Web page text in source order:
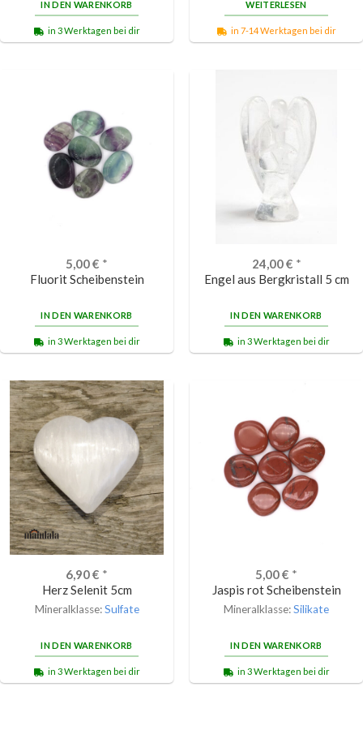
IN DEN WARENKORB
in 3 Werktagen bei dir
WEITERLESEN
in 7-14 Werktagen bei dir
5,00€ *
Fluorit Scheibenstein
IN DEN WARENKORB
in 3 Werktagen bei dir
24,00€ *
Engel aus Bergkristall 5 cm
IN DEN WARENKORB
in 3 Werktagen bei dir
6,90€ *
Herz Selenit 5cm
Mineralklasse:Sulfate
IN DEN WARENKORB
in 3 Werktagen bei dir
5,00€ *
Jaspis rot Scheibenstein
Mineralklasse:Silikate
IN DEN WARENKORB
in 3 Werktagen bei dir